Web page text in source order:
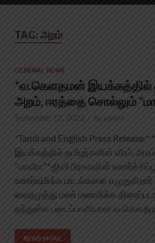
TAG:அறம்
GENERAL NEWS
*வ.கெளதமன் இயக்கத்தில்
அறம், ஈரத்தை சொல்லும்
September 12, 2022 - by admin
*Tamil and English Press
இயக்கத்தில் தமிழர்களின் வீரம்,
“மாவீரா”* ஜிவி பிரகாஷின்
உணர்வுமிக்க பாடல்களை எழுதுகிறார்
வைரமுத்து மண் மணமிக்க
தந்துள்ள படைப்பாளியான
READ MORE